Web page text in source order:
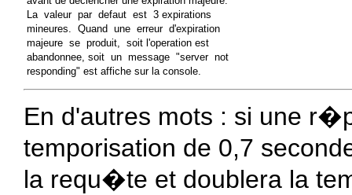
La  valeur  par  defaut  est  3 expirations
mineures.  Quand  une  erreur  d'expiration
majeure  se  produit,  soit l'operation est
abandonnee, soit  un  message  "server  not
En d'autres mots : si une
temporisation de 0,7
la requ�te et doublera la